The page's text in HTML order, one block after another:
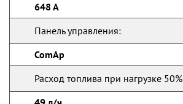
648 А
Панель управления:
ComAp
Расход топлива при нагрузке 50%